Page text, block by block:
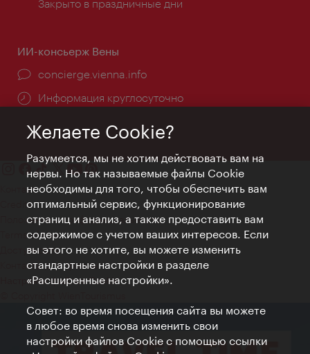
Закрыто в праздничные дни
ИИ-консьерж Вены
concierge.vienna.info
Информация круглосуточно
Контакт
Credits
Положение о конфиденциальности
Terms of Use
Доступность
Контакты для прессы
Настройки файлов Cookie
Желаете Cookie?
Разумеется, мы не хотим действовать вам на
нервы. Но так называемые файлы Cookie
необходимы для того, чтобы обеспечить вам
оптимальный сервис, функционирование
страниц и анализ, а также предоставить вам
содержимое с учетом ваших интересов. Если
вы этого не хотите, вы можете изменить
стандартные настройки в разделе
«Расширенные настройки».
Совет: во время посещения сайта вы можете
в любое время снова изменить свои
настройки файлов Cookie с помощью ссылки